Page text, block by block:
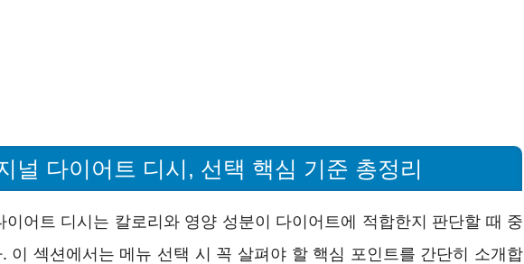
널 다이어트 디시, 선택 핵심 기준 총정리
이어트 디시는 칼로리와 영양 성분이 다이어트에 적합한지 판단할 때 중
이 섹션에서는 메뉴 선택 시 꼭 살펴야 할 핵심 포인트를 간단히 소개합